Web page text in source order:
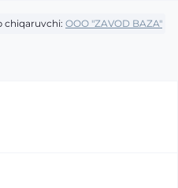
chiqaruvchi: OOO "ZAVOD BAZA"